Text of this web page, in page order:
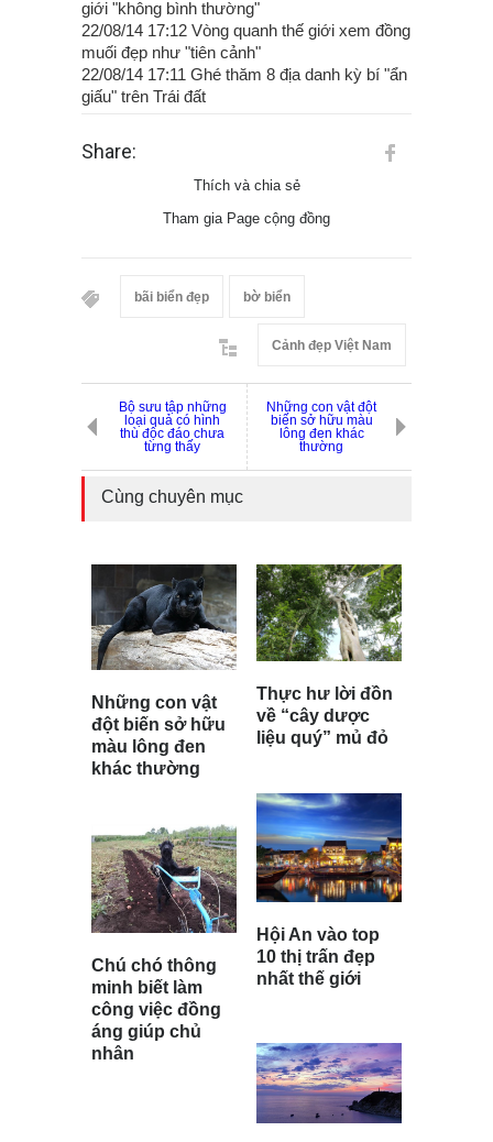
giới "không bình thường"
22/08/14 17:12 Vòng quanh thế giới xem đồng
muối đẹp như "tiên cảnh"
22/08/14 17:11 Ghé thăm 8 địa danh kỳ bí "ẩn
giấu" trên Trái đất
Share:
Thích và chia sẻ
Tham gia Page cộng đồng
bãi biển đẹp bờ biển
Cảnh đẹp Việt Nam
Bộ sưu tập những
loại quả có hình
thù độc đáo chưa
từng thấy
Những con vật đột
biến sở hữu màu
lông đen khác
thường
Cùng chuyên mục
Những con vật
đột biến sở hữu
màu lông đen
khác thường
Chú chó thông
minh biết làm
công việc đồng
áng giúp chủ
nhân
Thực hư lời đồn
về “cây dược
liệu quý” mủ đỏ
Hội An vào top
10 thị trấn đẹp
nhất thế giới